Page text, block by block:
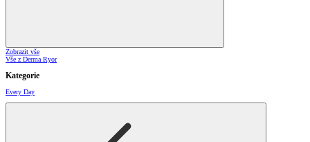
Zobrazit vše
Vše z Derma Ryor
Kategorie
Every Day